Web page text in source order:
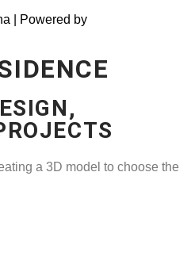
| Powered by
a 3D model to choose the